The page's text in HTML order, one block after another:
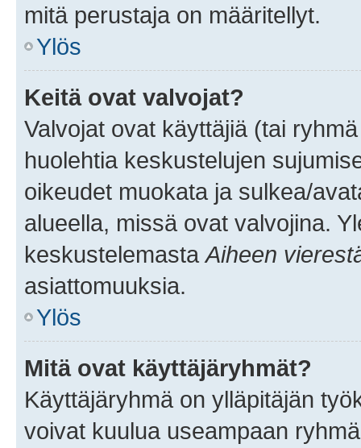
mitä perustaja on määritellyt.
Ylös
Keitä ovat valvojat?
Valvojat ovat käyttäjiä (tai
huolehtia keskustelujen
oikeudet muokata ja sulkea/
alueella, missä ovat valvojina.
keskustelemasta Aiheen
asiattomuuksia.
Ylös
Mitä ovat käyttäjäryhmät?
Käyttäjäryhmä on ylläpitäjän
voivat kuulua useampaan